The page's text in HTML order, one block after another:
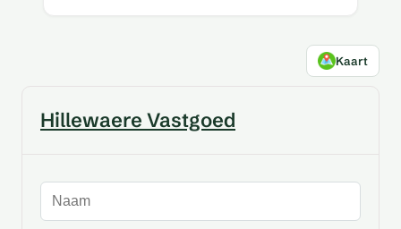
Kaart
Hillewaere Vastgoed
Naam